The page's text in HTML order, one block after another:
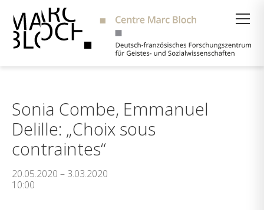
Sonia Combe, Emmanuel
Delille: „Choix sous
contraintes“
20.05.2020 – 3.03.2020
10:00